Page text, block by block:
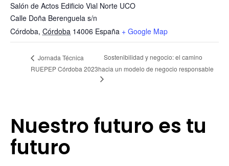
Salón de Actos Edificio Vial Norte UCO
Calle Doña Berenguela s/n
Córdoba, Córdoba 14006 España + Google Map
Jornada Técnica
RUEPEP Córdoba 2023
Sostenibilidad y negocio: el camino
hacia un modelo de negocio responsable
Nuestro futuro es tu
futuro